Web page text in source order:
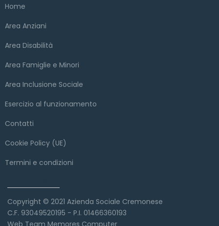
Home
Area Anziani
Area Disabilità
Area Famiglie e Minori
Area Inclusione Sociale
Esercizio al funzionamento
Contatti
Cookie Policy (UE)
Termini e condizioni
Copyright © 2021 Azienda Sociale Cremonese
C.F. 93049520195 - P.I. 01466360193
Web Team Memores Computer